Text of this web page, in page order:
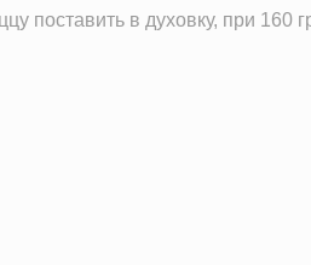
поставить в духовку, при 160